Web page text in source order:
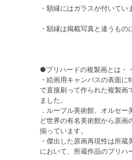
・額縁にはガラスが付いてい
・額縁は掲載写真と違うもの
●プリハードの複製画とは・
・絵画用キャンバスの表面
で直接刷って作られた複製画
ました。
．ルーブル美術館、オルセ
ど世界の有名美術館から原画
揃っています。
・傑出した原画再現性は所
において、所蔵作品のプリハ